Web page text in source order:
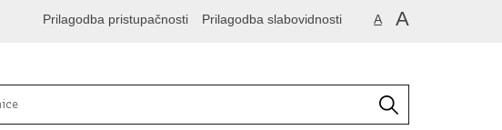
A A
Prilagodba pristupačnosti Prilagodba slabovidnosti